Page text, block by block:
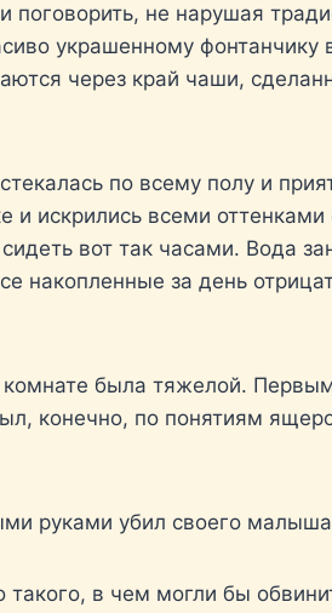
поговорить, не нарушая
украшенному фонтанчику
через край чаши,
по всему полу и
и искрились всеми
вот так часами. Вода
накопленные за день
была тяжелой. Первым
конечно, по понятиям
руками убил своего
в чем могли бы